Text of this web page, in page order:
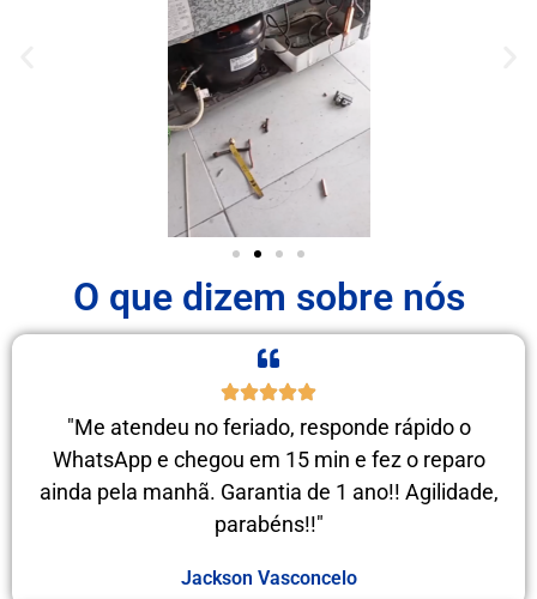
O que dizem sobre nós
"Me atendeu no feriado, responde rápido o
WhatsApp e chegou em 15 min e fez o reparo
ainda pela manhã. Garantia de 1 ano!! Agilidade,
parabéns!!"
Jackson Vasconcelo